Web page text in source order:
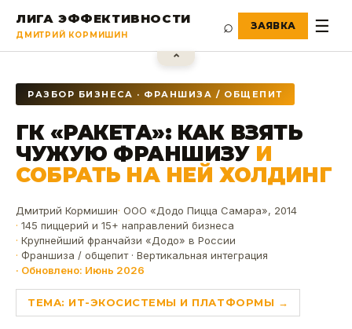
⌃
ЛИГА ЭФФЕКТИВНОСТИ
ДМИТРИЙ КОРМИШИН ⌕ ☰
РАЗБОР БИЗНЕСА · ФРАНШИЗА / ОБЩЕПИТ
ГК «РАКЕТА»: КАК ВЗЯТЬ
ЧУЖУЮ ФРАНШИЗУ И
СОБРАТЬ НА НЕЙ ХОЛДИНГ
Дмитрий Кормишин ООО «Додо Пицца Самара», 2014
145 пиццерий и 15+ направлений бизнеса
Крупнейший франчайзи «Додо» в России
Франшиза / общепит · Вертикальная интеграция
Обновлено: Июнь 2026
ТЕМА: ИТ-ЭКОСИСТЕМЫ И ПЛАТФОРМЫ →